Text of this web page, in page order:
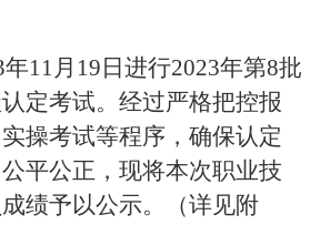
年11月 19 日进行2023年第8批
定考试。经过严格把控报
操考试等程序，确保认定
平公正，现将本次职业技
绩予以公示。
（详见附